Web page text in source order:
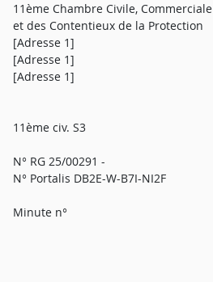
11ème Chambre Civile, Commerciale
et des Contentieux de la Protection
[Adresse 1]
[Adresse 1]
[Adresse 1]
11ème civ. S3
N° RG 25/00291 -
N° Portalis DB2E-W-B7I-NI2F
Minute n°